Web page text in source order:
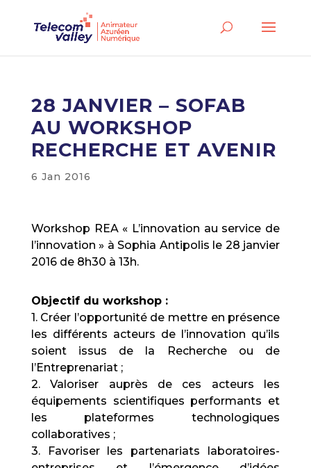
28 JANVIER – SOFAB
AU WORKSHOP
RECHERCHE ET AVENIR
6 Jan 2016
Workshop REA « L’innovation au service de
l’innovation » à Sophia Antipolis le 28 janvier
2016 de 8h30 à 13h.
Objectif du workshop :
1. Créer l’opportunité de mettre en présence
les différents acteurs de l’innovation qu’ils
soient issus de la Recherche ou de
l’Entreprenariat ;
2. Valoriser auprès de ces acteurs les
équipements scientifiques performants et
les plateformes technologiques
collaboratives ;
3. Favoriser les partenariats laboratoires-